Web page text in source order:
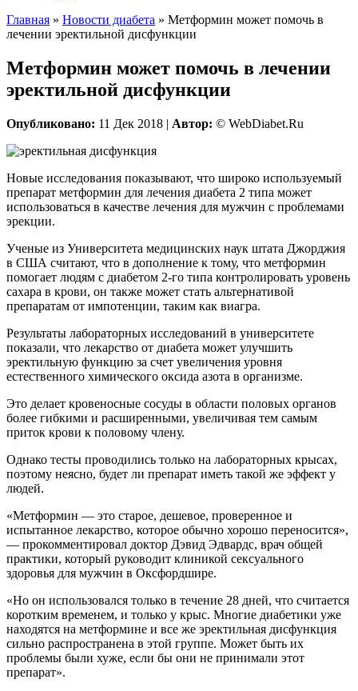
Главная » Новости диабета » Метформин может помочь в
лечении эректильной дисфункции
Метформин может помочь в лечении
эректильной дисфункции
Опубликовано: 11 Дек 2018 | Автор: © WebDiabet.Ru
Новые исследования показывают, что широко используемый
препарат метформин для лечения диабета 2 типа может
использоваться в качестве лечения для мужчин с проблемами
эрекции.
Ученые из Университета медицинских наук штата Джорджия
в США считают, что в дополнение к тому, что метформин
помогает людям с диабетом 2-го типа контролировать уровень
сахара в крови, он также может стать альтернативой
препаратам от импотенции, таким как виагра.
Результаты лабораторных исследований в университете
показали, что лекарство от диабета может улучшить
эректильную функцию за счет увеличения уровня
естественного химического оксида азота в организме.
Это делает кровеносные сосуды в области половых органов
более гибкими и расширенными, увеличивая тем самым
приток крови к половому члену.
Однако тесты проводились только на лабораторных крысах,
поэтому неясно, будет ли препарат иметь такой же эффект у
людей.
«Метформин — это старое, дешевое, проверенное и
испытанное лекарство, которое обычно хорошо переносится»,
— прокомментировал доктор Дэвид Эдвардс, врач общей
практики, который руководит клиникой сексуального
здоровья для мужчин в Оксфордшире.
«Но он использовался только в течение 28 дней, что считается
коротким временем, и только у крыс. Многие диабетики уже
находятся на метформине и все же эректильная дисфункция
сильно распространена в этой группе. Может быть их
проблемы были хуже, если бы они не принимали этот
препарат».